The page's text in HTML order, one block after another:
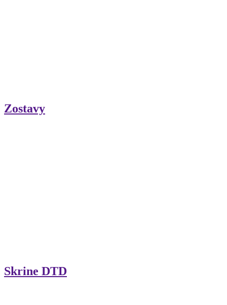
Zostavy
Skrine DTD